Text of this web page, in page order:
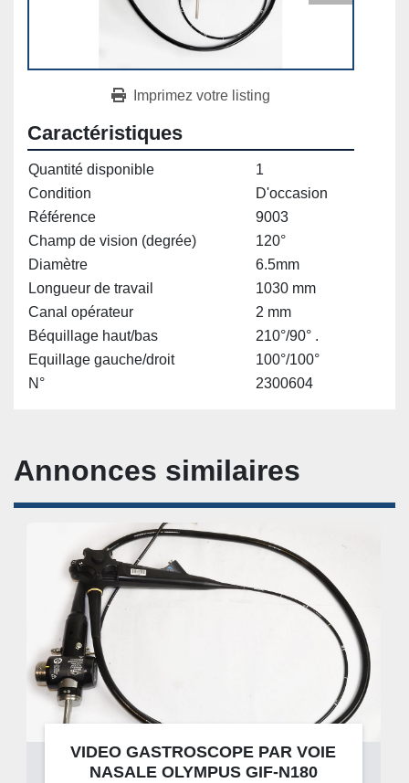
Imprimez votre listing
Caractéristiques
Quantité disponible
1
Condition
D'occasion
Référence
9003
Champ de vision (degrée)
120°
Diamètre
6.5mm
Longueur de travail
1030 mm
Canal opérateur
2 mm
Béquillage haut/bas
210°/90° .
Equillage gauche/droit
100°/100°
N°
2300604
Annonces similaires
VIDEO GASTROSCOPE PAR VOIE
NASALE OLYMPUS GIF-N180